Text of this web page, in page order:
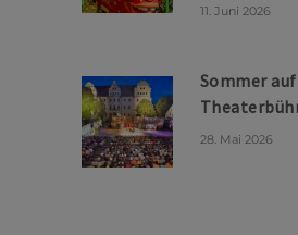
11. Juni 2026
Sommer
28. Mai 2026